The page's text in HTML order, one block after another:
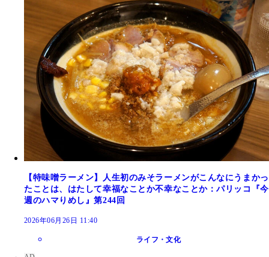
【特味噌ラーメン】人生初のみそラーメンがこんなにうまかっ
たことは、はたして幸福なことか不幸なことか：パリッコ『今
週のハマりめし』第244回
2026年06月26日 11:40
ライフ・文化